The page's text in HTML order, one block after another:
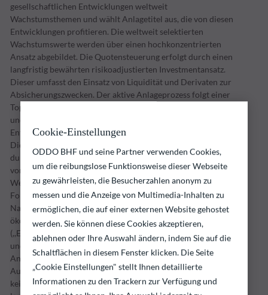
gesellschaftlichen Entwicklungen weltweit
Wachstumsthemen und wählt Anlagetitel aus, die von diesen
Entwicklungen profitieren. Die weltweit selektierten
Wachstumswerte werden über einen hochkonzentrierten
Ansatz abgebildet. Die Quotensteuerung erfolgt durch einen
langfristig bewährten risikoadjustierten Investmentansatz.
Dieser umfasst den Einsatz von Liquidität und Derivaten zur
Absicherungszwecken. Der aktive Anlageprozess folgt einer
Top-Down-Logik. Makroökonomische und ESG-Analysen
und Fragestellungen bilden hierbei die
Entscheidungsgrundlage für die strategische Ausrichtung.
Die taktische Asset Allokation und die hierbei
durchgeführten Analysen sind Eckpfeiler für die Definition
von Wachstumsthemen sowie der Titelselektion. Die
Wertpapiere für den SARA global equities wählt der
Fondsmanager zudem nach den Grundsätzen der
Nachhaltigkeit aus. Dazu werden die Emittenten nach
ökologischen, sozialen und Governance-Kriterien
(,,Environment, Social und Governance“ – „ESG‘‘) analysiert
und klassifiziert und Nachhaltigkeitsrisiken in den
Anlageprozess einbezogen und berücksichtigt. Bei der
Auswahl der Anlagen orientiert sich der Fondsmanager an
keinem Vergleichsmaßstab. Ziel der Anlagepolitik ist die
Cookie-Einstellungen
ODDO BHF und seine Partner verwenden Cookies,
um die reibungslose Funktionsweise dieser Webseite
zu gewährleisten, die Besucherzahlen anonym zu
messen und die Anzeige von Multimedia-Inhalten zu
ermöglichen, die auf einer externen Website gehostet
werden. Sie können diese Cookies akzeptieren,
ablehnen oder Ihre Auswahl ändern, indem Sie auf die
Schaltflächen in diesem Fenster klicken. Die Seite
„Cookie Einstellungen" stellt Ihnen detaillierte
Informationen zu den Trackern zur Verfügung und